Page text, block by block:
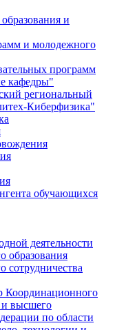
и
и молодежного
программ
кафедры"
региональный
Киберфизика"
обучающихся
деятельности
образования
сотрудничества
Координационного
и высшего
по области